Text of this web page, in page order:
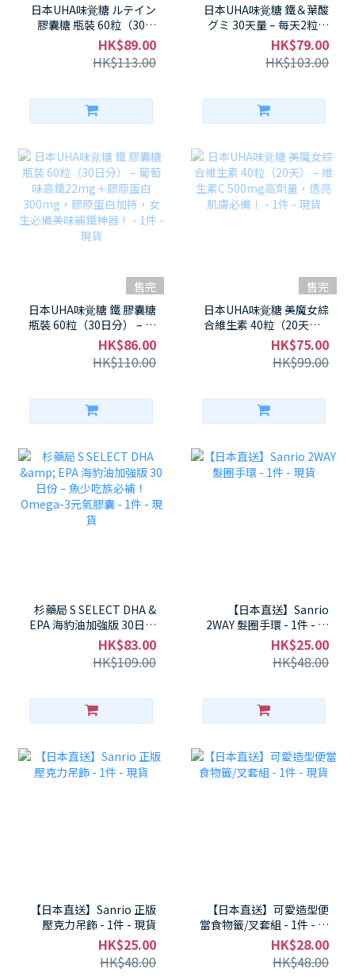
日本UHA味覚糖 ルテイン
膠囊糖 瓶裝 60粒（30日
分） – 葉黃素10mg＋越
橘萃取，混合莓果味！眼
睛疲勞救星～ - 1件 - 現貨
HK$89.00
HK$113.00
日本UHA味覚糖 鐵＆葉酸
グミ 30天量 – 每天2粒補
鐵10mg＆葉酸100%，鐵
分不足＆孕前葉酸雙補神
器！ - 1件 - 現貨
HK$79.00
HK$103.00
售完
日本UHA味覚糖 鐵 膠囊糖
瓶裝 60粒（30日分） – 葡
萄味高鐵22mg＋膠原蛋
白300mg，膠原蛋白加
持，女生必備美味補鐵神
HK$86.00
HK$110.00
售完
日本UHA味覚糖 美魔女綜
合維生素 40粒（20天） –
維生素C 500mg高劑量，
透亮肌膚必備！ - 1件 - 現
貨
HK$75.00
HK$99.00
杉藥局 S SELECT DHA &
EPA 海豹油加強版 30日份
– 魚少吃族必補！Omega-
3元氣膠囊 - 1件 - 現貨
HK$83.00
HK$109.00
【日本直送】Sanrio
2WAY 髮圈手環 - 1件 - 現
貨
HK$25.00
HK$48.00
【日本直送】Sanrio 正版
壓克力吊飾 - 1件 - 現貨
HK$25.00
HK$48.00
【日本直送】可愛造型便
當食物籤/叉套組 - 1件 - 現
貨
HK$28.00
HK$48.00